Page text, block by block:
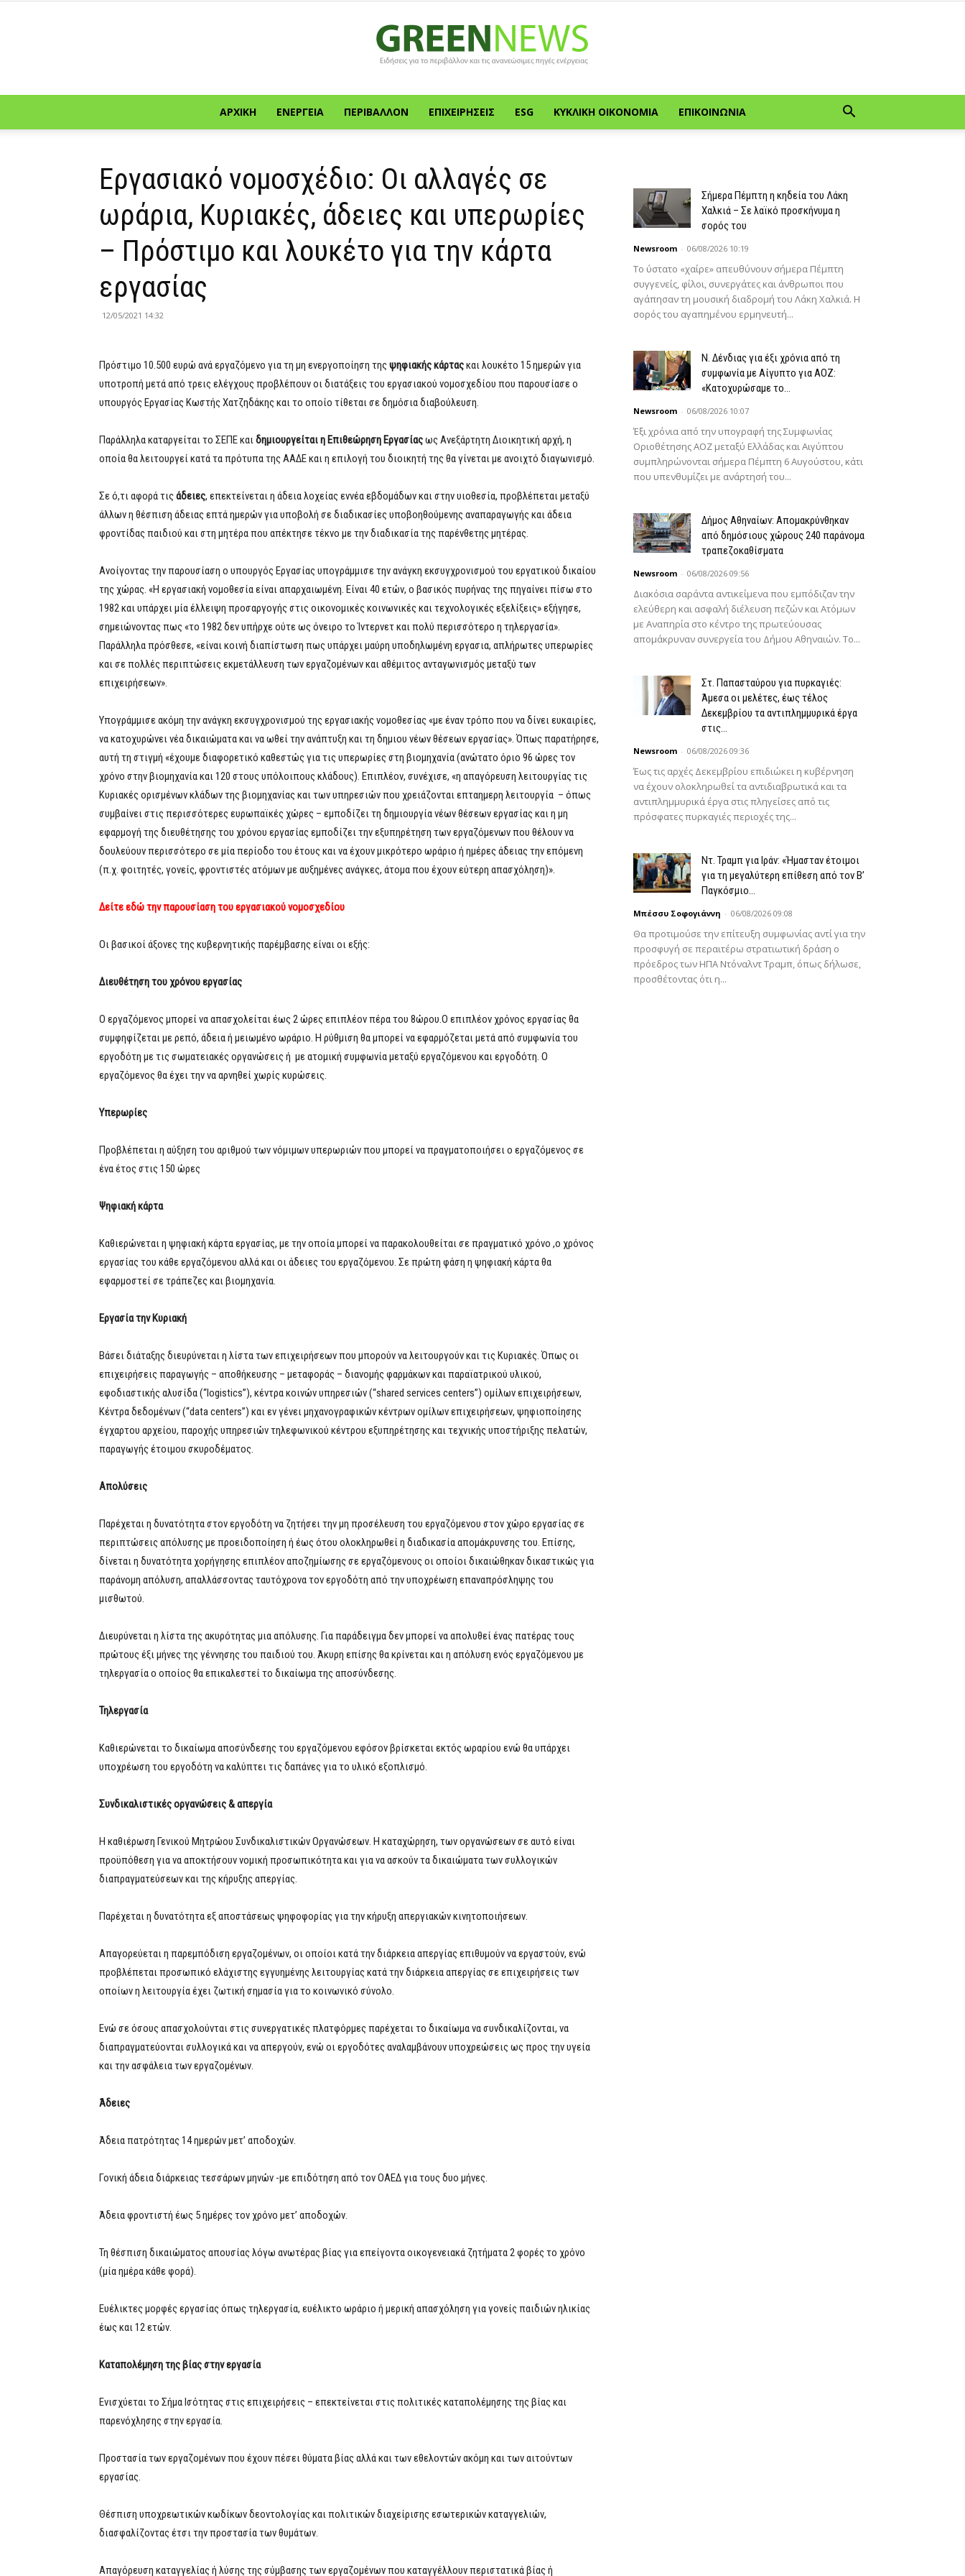
Green
News
ΑΡΧΙΚΉ ΕΝΈΡΓΕΙΑ ΠΕΡΙΒΆΛΛΟΝ ΕΠΙΧΕΙΡΉΣΕΙΣ ESG ΚΥΚΛΙΚΉ ΟΙΚΟΝΟΜΊΑ ΕΠΙΚΟΙΝΩΝΊΑ
Εργασιακό νομοσχέδιο: Οι αλλαγές σε
ωράρια, Κυριακές, άδειες και υπερωρίες
– Πρόστιμο και λουκέτο για την κάρτα
εργασίας
12/05/2021 14:32
Πρόστιμο 10.500 ευρώ ανά εργαζόμενο για τη μη ενεργοποίηση τηςψηφιακής κάρταςκαι λουκέτο 15 ημερών για
υποτροπή μετά από τρεις ελέγχους προβλέπουν οι διατάξεις του εργασιακού νομοσχεδίου που παρουσίασε ο
υπουργός Εργασίας Κωστής Χατζηδάκης και το οποίο τίθεται σε δημόσια διαβούλευση.
Παράλληλα καταργείται το ΣΕΠΕ καιδημιουργείται η Επιθεώρηση Εργασίαςως Ανεξάρτητη Διοικητική αρχή, η
οποία θα λειτουργεί κατά τα πρότυπα της ΑΑΔΕ και η επιλογή του διοικητή της θα γίνεται με ανοιχτό διαγωνισμό.
Σε ό,τι αφορά τιςάδειες, επεκτείνεται η άδεια λοχείας εννέα εβδομάδων και στην υιοθεσία, προβλέπεται μεταξύ
άλλων η θέσπιση άδειας επτά ημερών για υποβολή σε διαδικασίες υποβοηθούμενης αναπαραγωγής και άδεια
φροντίδας παιδιού και στη μητέρα που απέκτησε τέκνο με την διαδικασία της παρένθετης μητέρας.
Ανοίγοντας την παρουσίαση ο υπουργός Εργασίας υπογράμμισε την ανάγκη εκσυγχρονισμού του εργατικού δικαίου
της χώρας. «Η εργασιακή νομοθεσία είναι απαρχαιωμένη. Είναι 40 ετών, ο βασικός πυρήνας της πηγαίνει πίσω στο
1982 και υπάρχει μία έλλειψη προσαργογής στις οικονομικές κοινωνικές και τεχνολογικές εξελίξεις» εξήγησε,
σημειώνοντας πως «το 1982 δεν υπήρχε ούτε ως όνειρο το Ίντερνετ και πολύ περισσότερο η τηλεργασία».
Παράλληλα πρόσθεσε, «είναι κοινή διαπίστωση πως υπάρχει μαύρη υποδηλωμένη εργασια, απλήρωτες υπερωρίες
και σε πολλές περιπτώσεις εκμετάλλευση των εργαζομένων και αθέμιτος ανταγωνισμός μεταξύ των
επιχειρήσεων».
Υπογράμμισε ακόμη την ανάγκη εκσυγχρονισμού της εργασιακής νομοθεσίας «με έναν τρόπο που να δίνει ευκαιρίες,
να κατοχυρώνει νέα δικαιώματα και να ωθεί την ανάπτυξη και τη δημιου νέων θέσεων εργασίας». Όπως παρατήρησε,
αυτή τη στιγμή «έχουμε διαφορετικό καθεστώς για τις υπερωρίες στη βιομηχανία (ανώτατο όριο 96 ώρες τον
χρόνο στην βιομηχανία και 120 στους υπόλοιπους κλάδους). Επιπλέον, συνέχισε, «η απαγόρευση λειτουργίας τις
Κυριακές ορισμένων κλάδων της βιομηχανίας και των υπηρεσιών που χρειάζονται επταημερη λειτουργία – όπως
συμβαίνει στις περισσότερες ευρωπαϊκές χώρες – εμποδίζει τη δημιουργία νέων θέσεων εργασίας και η μη
εφαρμογή της διευθέτησης του χρόνου εργασίας εμποδίζει την εξυπηρέτηση των εργαζόμενων που θέλουν να
δουλεύουν περισσότερο σε μία περίοδο του έτους και να έχουν μικρότερο ωράριο ή ημέρες άδειας την επόμενη
(π.χ. φοιτητές, γονείς, φροντιστές ατόμων με αυξημένες ανάγκες, άτομα που έχουν εύτερη απασχόληση)».
Δείτε εδώ την παρουσίαση του εργασιακού νομοσχεδίου
Οι βασικοί άξονες της κυβερνητικής παρέμβασης είναι οι εξής:
Διευθέτηση του χρόνου εργασίας
Ο εργαζόμενος μπορεί να απασχολείται έως 2 ώρες επιπλέον πέρα του 8ώρου.Ο επιπλέον χρόνος εργασίας θα
συμφηφίζεται με ρεπό, άδεια ή μειωμένο ωράριο. Η ρύθμιση θα μπορεί να εφαρμόζεται μετά από συμφωνία του
εργοδότη με τις σωματειακές οργανώσεις ή με ατομική συμφωνία μεταξύ εργαζόμενου και εργοδότη. Ο
εργαζόμενος θα έχει την να αρνηθεί χωρίς κυρώσεις.
Υπερωρίες
Προβλέπεται η αύξηση του αριθμού των νόμιμων υπερωριών που μπορεί να πραγματοποιήσει ο εργαζόμενος σε
ένα έτος στις 150 ώρες
Ψηφιακή κάρτα
Καθιερώνεται η ψηφιακή κάρτα εργασίας, με την οποία μπορεί να παρακολουθείται σε πραγματικό χρόνο ,ο χρόνος
εργασίας του κάθε εργαζόμενου αλλά και οι άδειες του εργαζόμενου. Σε πρώτη φάση η ψηφιακή κάρτα θα
εφαρμοστεί σε τράπεζες και βιομηχανία.
Εργασία την Κυριακή
Βάσει διάταξης διευρύνεται η λίστα των επιχειρήσεων που μπορούν να λειτουργούν και τις Κυριακές. Όπως οι
επιχειρήσεις παραγωγής – αποθήκευσης – μεταφοράς – διανομής φαρμάκων και παραϊατρικού υλικού,
εφοδιαστικής αλυσίδα (“logistics”), κέντρα κοινών υπηρεσιών (“shared services centers”) ομίλων επιχειρήσεων,
Κέντρα δεδομένων (“data centers”) και εν γένει μηχανογραφικών κέντρων ομίλων επιχειρήσεων, ψηφιοποίησης
έγχαρτου αρχείου, παροχής υπηρεσιών τηλεφωνικού κέντρου εξυπηρέτησης και τεχνικής υποστήριξης πελατών,
παραγωγής έτοιμου σκυροδέματος.
Απολύσεις
Παρέχεται η δυνατότητα στον εργοδότη να ζητήσει την μη προσέλευση του εργαζόμενου στον χώρο εργασίας σε
περιπτώσεις απόλυσης με προειδοποίηση ή έως ότου ολοκληρωθεί η διαδικασία απομάκρυνσης του. Επίσης,
δίνεται η δυνατότητα χορήγησης επιπλέον αποζημίωσης σε εργαζόμενους οι οποίοι δικαιώθηκαν δικαστικώς για
παράνομη απόλυση, απαλλάσσοντας ταυτόχρονα τον εργοδότη από την υποχρέωση επαναπρόσληψης του
μισθωτού.
Διευρύνεται η λίστα της ακυρότητας μια απόλυσης. Για παράδειγμα δεν μπορεί να απολυθεί ένας πατέρας τους
πρώτους έξι μήνες της γέννησης του παιδιού του. Άκυρη επίσης θα κρίνεται και η απόλυση ενός εργαζόμενου με
τηλεργασία ο οποίος θα επικαλεστεί το δικαίωμα της αποσύνδεσης.
Τηλεργασία
Καθιερώνεται το δικαίωμα αποσύνδεσης του εργαζόμενου εφόσον βρίσκεται εκτός ωραρίου ενώ θα υπάρχει
υποχρέωση του εργοδότη να καλύπτει τις δαπάνες για το υλικό εξοπλισμό.
Συνδικαλιστικές οργανώσεις & απεργία
Η καθιέρωση Γενικού Μητρώου Συνδικαλιστικών Οργανώσεων. Η καταχώρηση, των οργανώσεων σε αυτό είναι
προϋπόθεση για να αποκτήσουν νομική προσωπικότητα και για να ασκούν τα δικαιώματα των συλλογικών
διαπραγματεύσεων και της κήρυξης απεργίας.
Παρέχεται η δυνατότητα εξ αποστάσεως ψηφοφορίας για την κήρυξη απεργιακών κινητοποιήσεων.
Απαγορεύεται η παρεμπόδιση εργαζομένων, οι οποίοι κατά την διάρκεια απεργίας επιθυμούν να εργαστούν, ενώ
προβλέπεται προσωπικό ελάχιστης εγγυημένης λειτουργίας κατά την διάρκεια απεργίας σε επιχειρήσεις των
οποίων η λειτουργία έχει ζωτική σημασία για το κοινωνικό σύνολο.
Ενώ σε όσους απασχολούνται στις συνεργατικές πλατφόρμες παρέχεται το δικαίωμα να συνδικαλίζονται, να
διαπραγματεύονται συλλογικά και να απεργούν, ενώ οι εργοδότες αναλαμβάνουν υποχρεώσεις ως προς την υγεία
και την ασφάλεια των εργαζομένων.
Άδειες
Άδεια πατρότητας 14 ημερών μετ’ αποδοχών.
Γονική άδεια διάρκειας τεσσάρων μηνών -με επιδότηση από τον ΟΑΕΔ για τους δυο μήνες.
Άδεια φροντιστή έως 5 ημέρες τον χρόνο μετ’ αποδοχών.
Τη θέσπιση δικαιώματος απουσίας λόγω ανωτέρας βίας για επείγοντα οικογενειακά ζητήματα 2 φορές το χρόνο
(μία ημέρα κάθε φορά).
Ευέλικτες μορφές εργασίας όπως τηλεργασία, ευέλικτο ωράριο ή μερική απασχόληση για γονείς παιδιών ηλικίας
έως και 12 ετών.
Καταπολέμηση της βίας στην εργασία
Ενισχύεται το Σήμα Ισότητας στις επιχειρήσεις – επεκτείνεται στις πολιτικές καταπολέμησης της βίας και
παρενόχλησης στην εργασία.
Προστασία των εργαζομένων που έχουν πέσει θύματα βίας αλλά και των εθελοντών ακόμη και των αιτούντων
εργασίας.
Θέσπιση υποχρεωτικών κωδίκων δεοντολογίας και πολιτικών διαχείρισης εσωτερικών καταγγελιών,
διασφαλίζοντας έτσι την προστασία των θυμάτων.
Απαγόρευση καταγγελίας ή λύσης της σύμβασης των εργαζομένων που καταγγέλλουν περιστατικά βίας ή
Σήμερα Πέμπτη η κηδεία του Λάκη
Χαλκιά – Σε λαϊκό προσκήνυμα η
σορός του
Newsroom - 06/08/2026 10:19
Το ύστατο «χαίρε» απευθύνουν σήμερα Πέμπτη
συγγενείς, φίλοι, συνεργάτες και άνθρωποι που
αγάπησαν τη μουσική διαδρομή του Λάκη Χαλκιά. Η
σορός του αγαπημένου ερμηνευτή...
Ν. Δένδιας για έξι χρόνια από τη
συμφωνία με Αίγυπτο για ΑΟΖ:
«Κατοχυρώσαμε το...
Newsroom - 06/08/2026 10:07
Έξι χρόνια από την υπογραφή της Συμφωνίας
Οριοθέτησης ΑΟΖ μεταξύ Ελλάδας και Αιγύπτου
συμπληρώνονται σήμερα Πέμπτη 6 Αυγούστου, κάτι
που υπενθυμίζει με ανάρτησή του...
Δήμος Αθηναίων: Απομακρύνθηκαν
από δημόσιους χώρους 240 παράνομα
τραπεζοκαθίσματα
Newsroom - 06/08/2026 09:56
Διακόσια σαράντα αντικείμενα που εμπόδιζαν την
ελεύθερη και ασφαλή διέλευση πεζών και Ατόμων
με Αναπηρία στο κέντρο της πρωτεύουσας
απομάκρυναν συνεργεία του Δήμου Αθηναιών. Το...
Στ. Παπασταύρου για πυρκαγιές:
Άμεσα οι μελέτες, έως τέλος
Δεκεμβρίου τα αντιπλημμυρικά έργα
στις...
Newsroom - 06/08/2026 09:36
Έως τις αρχές Δεκεμβρίου επιδιώκει η κυβέρνηση
να έχουν ολοκληρωθεί τα αντιδιαβρωτικά και τα
αντιπλημμυρικά έργα στις πληγείσες από τις
πρόσφατες πυρκαγιές περιοχές της...
Ντ. Τραμπ για Ιράν: «Ήμασταν έτοιμοι
για τη μεγαλύτερη επίθεση από τον Β’
Παγκόσμιο...
Μπέσσυ Σοφογιάννη - 06/08/2026 09:08
Θα προτιμούσε την επίτευξη συμφωνίας αντί για την
προσφυγή σε περαιτέρω στρατιωτική δράση ο
πρόεδρος των ΗΠΑ Ντόναλντ Τραμπ, όπως δήλωσε,
προσθέτοντας ότι η...